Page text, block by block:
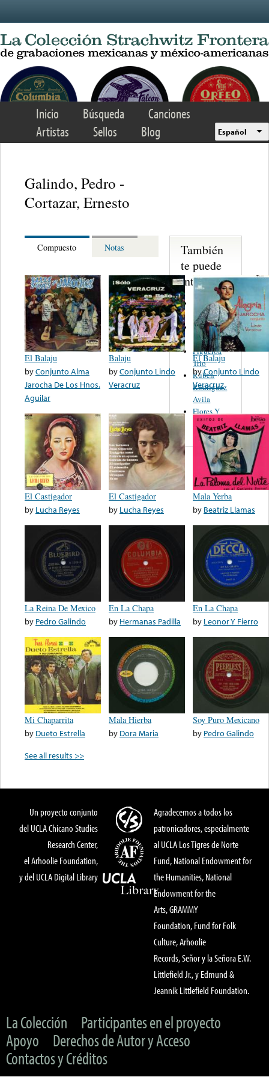
Inicio Búsqueda
Canciones
Artistas
Sellos Blog Español
Galindo, Pedro -
Cortazar, Ernesto
Compuesto Notas
El Balaju
byConjunto Alma
Jarocha De Los Hnos.
Aguilar
Balaju
byConjunto Lindo
Veracruz
El Balaju
byConjunto Lindo
Veracruz
El Castigador
by Lucha Reyes
El Castigador
by Lucha Reyes
Mala Yerba
by Beatriz Llamas
La Reina De Mexico
by Pedro Galindo
En La Chapa
by Hermanas Padilla
En La Chapa
by Leonor Y Fierro
Mi Chaparrita
by Dueto Estrella
Mala Hierba
by Dora Maria
Soy Puro Mexicano
by Pedro Galindo
See all results >>
También
te puede
interesar...
Joe Carioca -
Juan Florer
Carmen and
Reynaldo
Figueroa
Trio
Ruben
Rodriguez
Avila
Flores Y
Maya
Un proyecto conjunto
del UCLA Chicano Studies
Research Center,
el Arhoolie Foundation,
y del UCLA Digital Library
Agradecemos a todos los
patronicadores, especialmente
al UCLA Los Tigres de Norte
Fund, National Endowment for
the Humanities, National
Endowment for the
Arts, GRAMMY
Foundation, Fund for Folk
Culture, Arhoolie
Records, Señor y la Señora E.W.
Littlefield Jr., y Edmund &
Jeannik Littlefield Foundation.
La Colección
Participantes en el proyecto
Apoyo
Derechos de Autor y Acceso
Contactos y Créditos